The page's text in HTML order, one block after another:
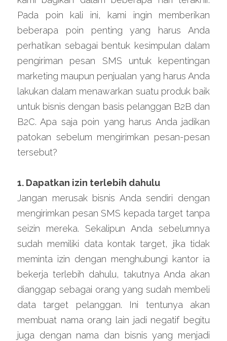
Pada poin kali ini, kami ingin memberikan
beberapa poin penting yang harus Anda
perhatikan sebagai bentuk kesimpulan dalam
pengiriman pesan SMS untuk kepentingan
marketing maupun penjualan yang harus Anda
lakukan dalam menawarkan suatu produk baik
untuk bisnis dengan basis pelanggan B2B dan
B2C. Apa saja poin yang harus Anda jadikan
patokan sebelum mengirimkan pesan-pesan
tersebut?
1. Dapatkan izin terlebih dahulu
Jangan merusak bisnis Anda sendiri dengan
mengirimkan pesan SMS kepada target tanpa
seizin mereka. Sekalipun Anda sebelumnya
sudah memiliki data kontak target, jika tidak
meminta izin dengan menghubungi kantor ia
bekerja terlebih dahulu, takutnya Anda akan
dianggap sebagai orang yang sudah membeli
data target pelanggan. Ini tentunya akan
membuat nama orang lain jadi negatif begitu
juga dengan nama dan bisnis yang menjadi